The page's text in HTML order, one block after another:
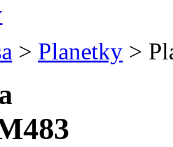
> Planetky >